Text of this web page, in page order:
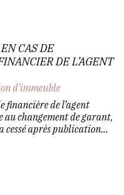
CAS DE
DE L’AGENT
d'immeuble
financière de l’agent
au changement de garant,
après publication...